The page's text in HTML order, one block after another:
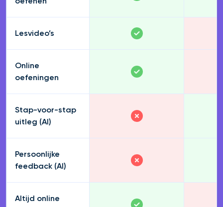
Lesvideo’s
Online
oefeningen
Stap-voor-stap
uitleg (AI)
Persoonlijke
feedback (AI)
Altijd online